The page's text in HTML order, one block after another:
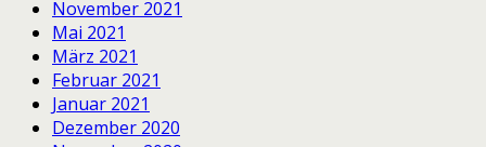
November 2021
Mai 2021
März 2021
Februar 2021
Januar 2021
Dezember 2020